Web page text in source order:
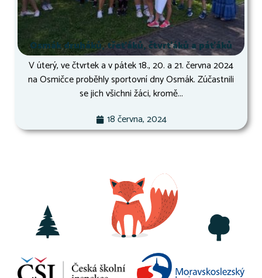
Osmák druháků, třeťáků, čtvrťáků a páťáků
V úterý, ve čtvrtek a v pátek 18., 20. a 21. června 2024
na Osmičce proběhly sportovní dny Osmák. Zúčastnili
se jich všichni žáci, kromě...
18 června, 2024